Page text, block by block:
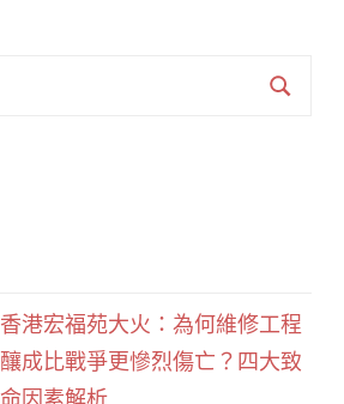
香港宏福苑大火：為何維修工程
釀成比戰爭更慘烈傷亡？四大致
命因素解析